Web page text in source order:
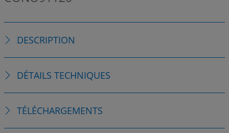
DESCRIPTION
DÉTAILS TECHNIQUES
TÉLÉCHARGEMENTS